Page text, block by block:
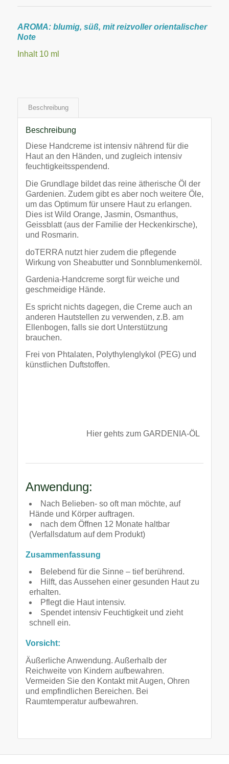
AROMA: blumig, süß, mit reizvoller orientalischer
Note
Inhalt 10 ml
Beschreibung
Beschreibung
Diese Handcreme ist intensiv nährend für die
Haut an den Händen, und zugleich intensiv
feuchtigkeitsspendend.
Die Grundlage bildet das reine ätherische Öl der
Gardenien. Zudem gibt es aber noch weitere Öle,
um das Optimum für unsere Haut zu erlangen.
Dies ist Wild Orange, Jasmin, Osmanthus,
Geissblatt (aus der Familie der Heckenkirsche),
und Rosmarin.
doTERRA nutzt hier zudem die pflegende
Wirkung von Sheabutter und Sonnblumenkernöl.
Gardenia-Handcreme sorgt für weiche und
geschmeidige Hände.
Es spricht nichts dagegen, die Creme auch an
anderen Hautstellen zu verwenden, z.B. am
Ellenbogen, falls sie dort Unterstützung
brauchen.
Frei von Phtalaten, Polythylenglykol (PEG) und
künstlichen Duftstoffen.
Hier gehts zum GARDENIA-ÖL
Anwendung:
Nach Belieben- so oft man möchte, auf
Hände und Körper auftragen.
nach dem Öffnen 12 Monate haltbar
(Verfallsdatum auf dem Produkt)
Zusammenfassung
Belebend für die Sinne – tief berührend.
Hilft, das Aussehen einer gesunden Haut zu
erhalten.
Pflegt die Haut intensiv.
Spendet intensiv Feuchtigkeit und zieht
schnell ein.
Vorsicht:
Äußerliche Anwendung. Außerhalb der
Reichweite von Kindern aufbewahren.
Vermeiden Sie den Kontakt mit Augen, Ohren
und empfindlichen Bereichen. Bei
Raumtemperatur aufbewahren.